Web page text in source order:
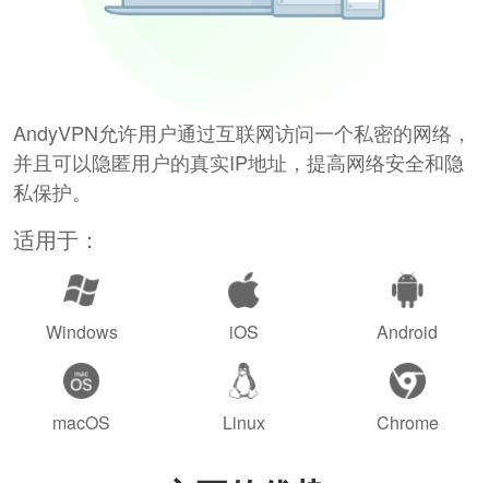
AndyVPN允许用户通过互联网访问一个私密的网络，
并且可以隐匿用户的真实IP地址，提高网络安全和隐
私保护。
适用于：
Windows iOS Android
macOS Linux Chrome